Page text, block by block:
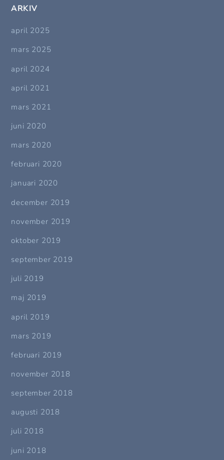
ARKIV
april 2025
mars 2025
april 2024
april 2021
mars 2021
juni 2020
mars 2020
februari 2020
januari 2020
december 2019
november 2019
oktober 2019
september 2019
juli 2019
maj 2019
april 2019
mars 2019
februari 2019
november 2018
september 2018
augusti 2018
juli 2018
juni 2018